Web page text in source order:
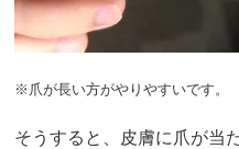
※爪が長い方がやりやすいです。
そうすると、皮膚に爪が当